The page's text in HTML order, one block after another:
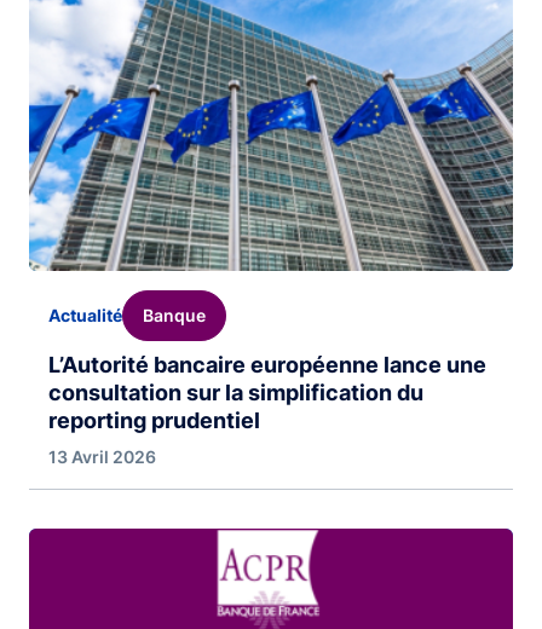
L’Autorité bancaire européenne lance une
consultation sur la simplification du
reporting prudentiel
Actualité Banque
13 Avril 2026
Image